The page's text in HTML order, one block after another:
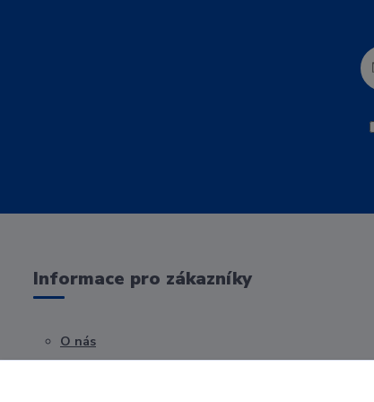
Informace pro zákazníky
O nás